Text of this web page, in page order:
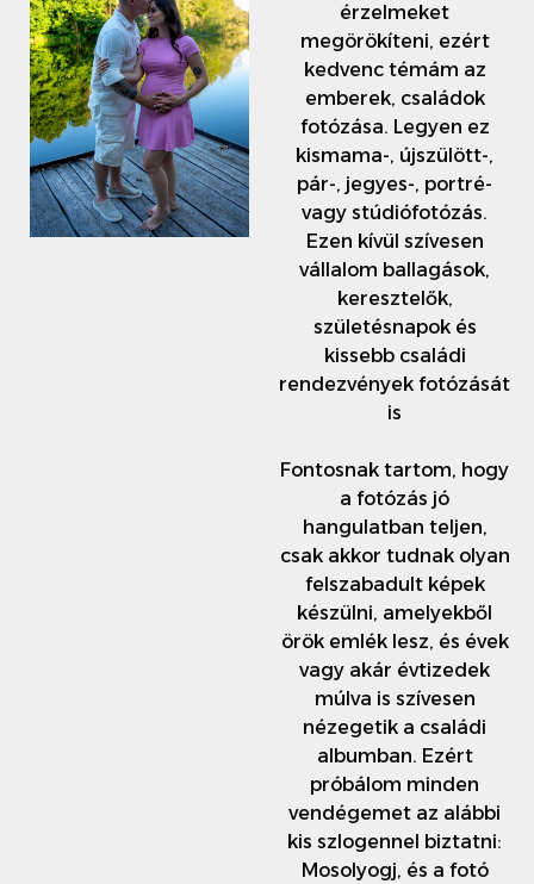
érzelmeket
megörökíteni, ezért
kedvenc témám az
emberek, családok
fotózása. Legyen ez
kismama-, újszülött-,
pár-, jegyes-, portré-
vagy stúdiófotózás.
Ezen kívül szívesen
vállalom ballagások,
keresztelők,
születésnapok és
kissebb családi
rendezvények fotózását
is
Fontosnak tartom, hogy
a fotózás jó
hangulatban teljen,
csak akkor tudnak olyan
felszabadult képek
készülni, amelyekből
örök emlék lesz, és évek
vagy akár évtizedek
múlva is szívesen
nézegetik a családi
albumban. Ezért
próbálom minden
vendégemet az alábbi
kis szlogennel biztatni:
Mosolyogj, és a fotó